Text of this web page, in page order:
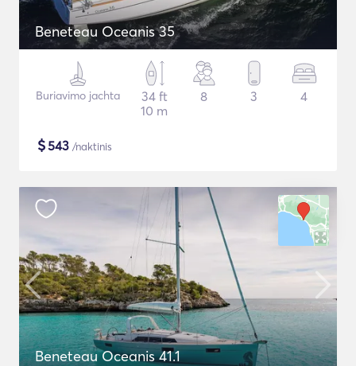
Beneteau Oceanis 35
Buriavimo jachta
34 ft
10 m
8 3 4
$543 /naktinis
Beneteau Oceanis 41.1